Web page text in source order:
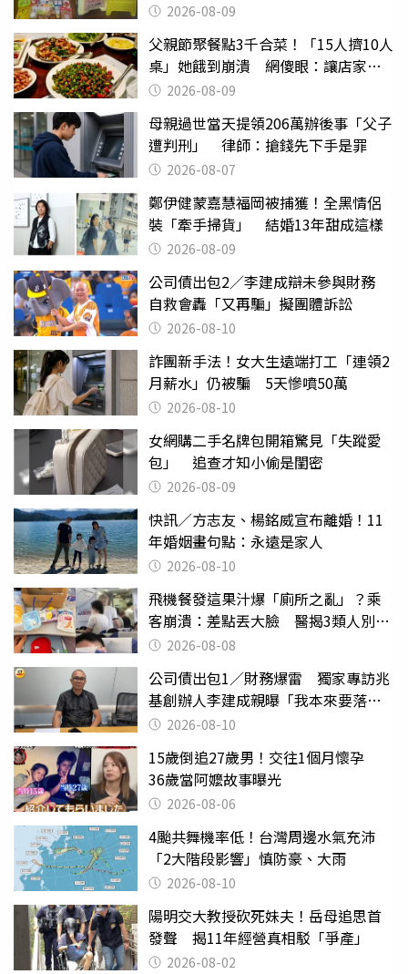
也帶回家
2026-08-09
父親節聚餐點3千合菜！「15人擠10人
桌」她餓到崩潰 網傻眼：讓店家看
笑話2026-08-09
母親過世當天提領206萬辦後事「父子
遭判刑」 律師：搶錢先下手是罪
2026-08-07
鄭伊健蒙嘉慧福岡被捕獲！全黑情侶
裝「牽手掃貨」 結婚13年甜成這樣
2026-08-09
公司債出包2／李建成辯未參與財務
自救會轟「又再騙」擬團體訴訟
2026-08-10
詐團新手法！女大生遠端打工「連領2
月薪水」仍被騙 5天慘噴50萬
2026-08-10
女網購二手名牌包開箱驚見「失蹤愛
包」 追查才知小偷是閨密
2026-08-09
快訊／方志友、楊銘威宣布離婚！11
年婚姻畫句點：永遠是家人
2026-08-10
飛機餐發這果汁爆「廁所之亂」？乘
客崩潰：差點丟大臉 醫揭3類人別亂
喝 2026-08-08
公司債出包1／財務爆雷 獨家專訪兆
基創辦人李建成親曝「我本來要落
跑」2026-08-10
15歲倒追27歲男！交往1個月懷孕
36歲當阿嬤故事曝光
2026-08-06
4颱共舞機率低！台灣周邊水氣充沛
「2大階段影響」慎防豪、大雨
2026-08-10
陽明交大教授砍死妹夫！岳母追思首
發聲 揭11年經營真相駁「爭產」
2026-08-02